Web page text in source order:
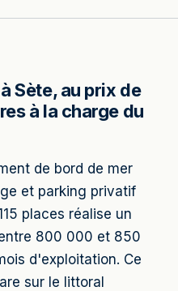
Sète, au prix de
à la charge du
de bord de mer
et parking privatif
places réalise un
800 000 et 850
d'exploitation. Ce
sur le littoral